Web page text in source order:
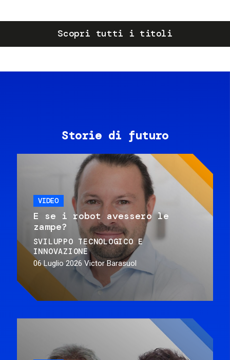
Scopri tutti i titoli
Storie di futuro
VIDEO
E se i robot avessero le
zampe?
SVILUPPO TECNOLOGICO E
INNOVAZIONE
06 Luglio 2026 Victor Barasuol